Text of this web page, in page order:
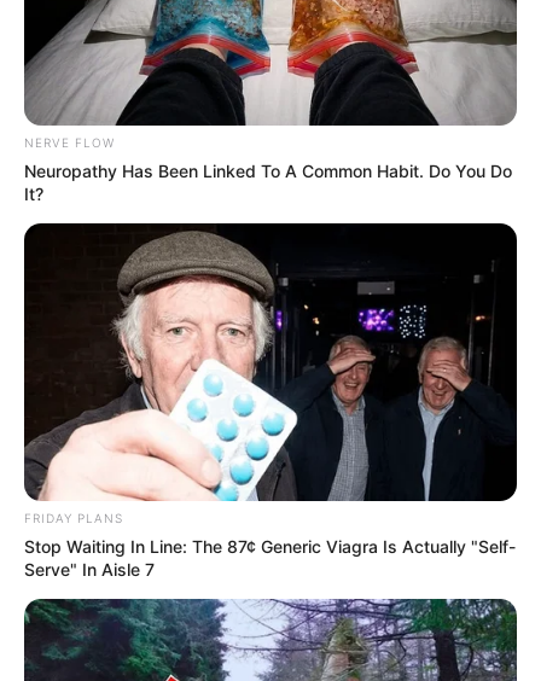
NERVE FLOW
Neuropathy Has Been Linked To A Common Habit. Do You Do
It?
FRIDAY PLANS
Stop Waiting In Line: The 87¢ Generic Viagra Is Actually "Self-
Serve" In Aisle 7